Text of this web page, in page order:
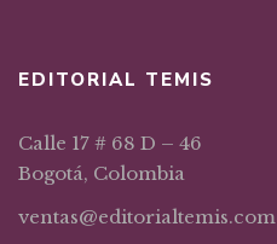
EDITORIAL TEMIS
Calle 17 # 68 D – 46
Bogotá, Colombia
ventas@editorialtemis.com